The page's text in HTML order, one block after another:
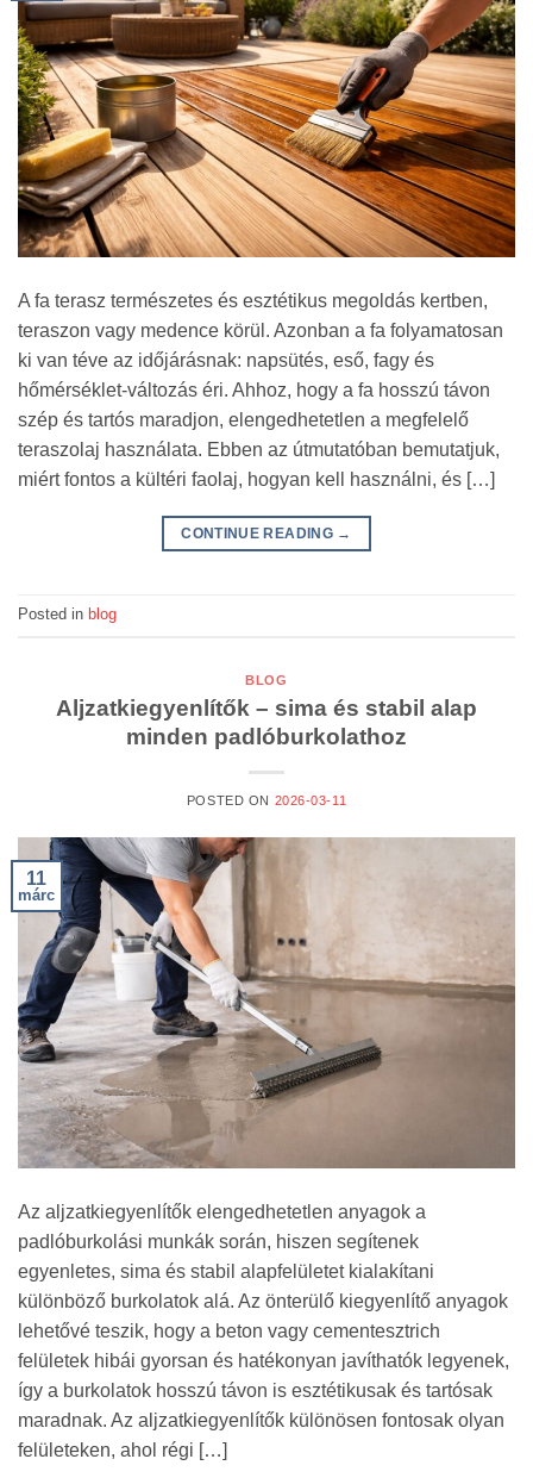
A fa terasz természetes és esztétikus megoldás kertben,
teraszon vagy medence körül. Azonban a fa folyamatosan
ki van téve az időjárásnak: napsütés, eső, fagy és
hőmérséklet-változás éri. Ahhoz, hogy a fa hosszú távon
szép és tartós maradjon, elengedhetetlen a megfelelő
teraszolaj használata. Ebben az útmutatóban bemutatjuk,
miért fontos a kültéri faolaj, hogyan kell használni, és […]
CONTINUE READING →
Posted in blog
BLOG
Aljzatkiegyenlítők – sima és stabil alap
minden padlóburkolathoz
POSTED ON 2026-03-11
11
márc
Az aljzatkiegyenlítők elengedhetetlen anyagok a
padlóburkolási munkák során, hiszen segítenek
egyenletes, sima és stabil alapfelületet kialakítani
különböző burkolatok alá. Az önterülő kiegyenlítő anyagok
lehetővé teszik, hogy a beton vagy cementesztrich
felületek hibái gyorsan és hatékonyan javíthatók legyenek,
így a burkolatok hosszú távon is esztétikusak és tartósak
maradnak. Az aljzatkiegyenlítők különösen fontosak olyan
felületeken, ahol régi […]